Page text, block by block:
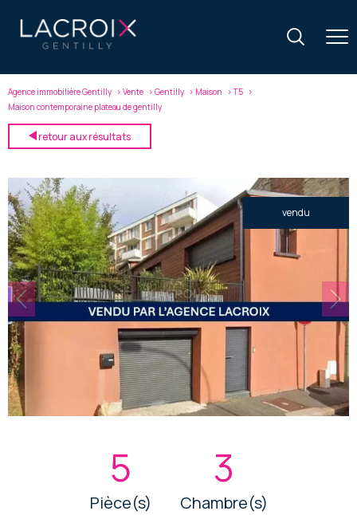
Agence immobilière Gentilly Vente Gentilly Maison
T5
Maison contemporaine plateau de gentilly
retour aux résultats
vendu
5
Pièce(s)
3
Chambre(s)